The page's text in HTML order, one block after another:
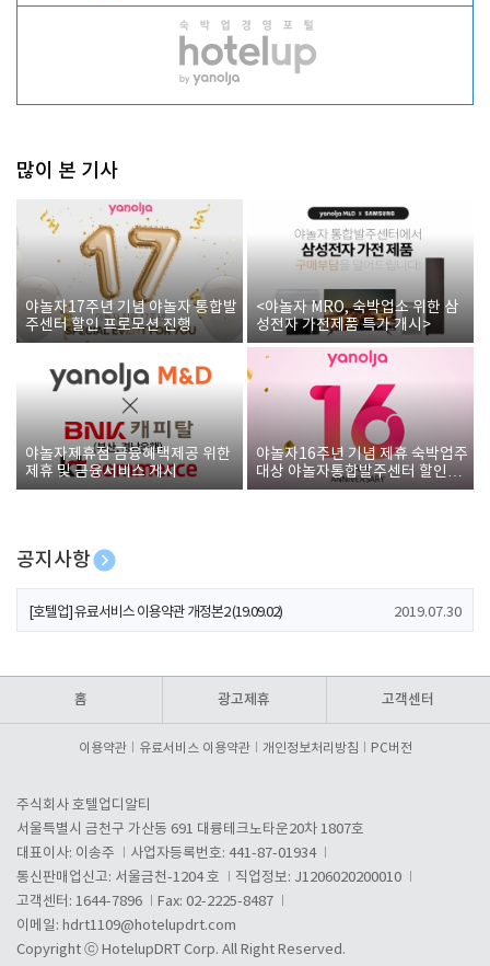
많이 본 기사
야놀자17주년 기념 야놀자 통합발
주센터 할인 프로모션 진행
<야놀자 MRO, 숙박업소 위한 삼
성전자 가전제품 특가 개시>
야놀자제휴점 금융혜택제공 위한
제휴 및 금융서비스 게시
야놀자16주년 기념 제휴 숙박업주
대상 야놀자통합발주센터 할인쿠
폰 증정
공지사항
[호텔업] 개인정보 처리방침 개정본1 (19.09.02)
[호텔업] 유료서비스 이용약관 개정본2 (19.09.02) 2019.07.30
홈 광고제휴 고객센터
이용약관 유료서비스 이용약관 개인정보처리방침 PC버전
주식회사 호텔업디알티
서울특별시 금천구 가산동 691 대륭테크노타운20차 1807호
대표이사: 이송주
사업자등록번호: 441-87-01934
통신판매업신고: 서울금천-1204 호
직업정보: J1206020200010
고객센터: 1644-7896
Fax: 02-2225-8487
이메일: hdrt1109@hotelupdrt.com
Copyright ⓒ HotelupDRT Corp. All Right Reserved.